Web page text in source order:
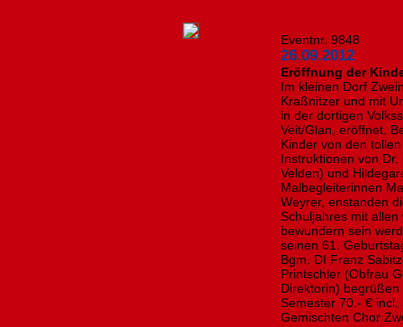
Eventnr. 9848
26.09.2012
Eröffnung der
Im kleinen Dorf
Kraßnitzer und mit
in der dortigen
Veit/Glan, eröffnet.
Kinder von den
Instruktionen von
Velden) und
Malbegleiterinnen
Weyrer, enstanden
Schuljahres mit
bewundern sein
seinen 61.
Bgm. DI Franz
Printschler (Obfrau
Direktorin)
Semester 70.- €
Gemischten Chor